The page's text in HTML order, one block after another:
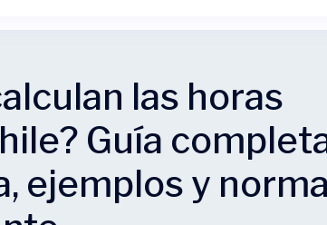
las horas
Guía
ejemplos y